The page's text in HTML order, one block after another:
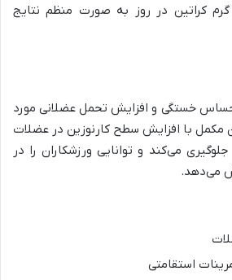
نحوه مصرف: مصرف ۵ گرم کراتین در روز به صورت منظم نتایج
خستگی و افزایش تحمل عضلانی مورد
مکمل با افزایش سطح کارنوزین در عضلات
می‌کند و توانایی ورزشکاران را در
می‌دهد.
استقامتی